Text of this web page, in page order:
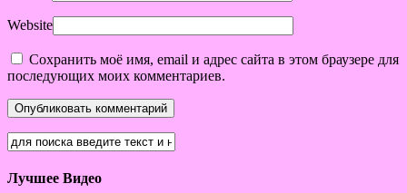
Website
Сохранить моё имя, email и адрес сайта в этом браузере для
последующих моих комментариев.
Лучшее Видео